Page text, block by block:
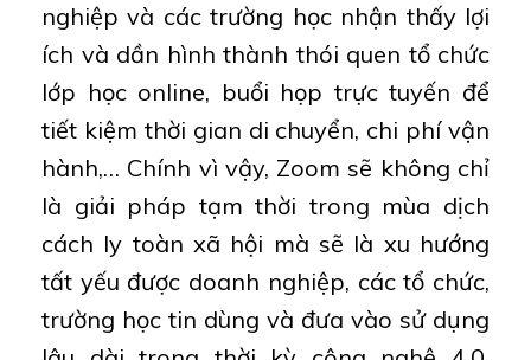
nghiệp và các trường học nhận thấy lợi
ích và dần hình thành thói quen tổ chức
lớp học online, buổi họp trực tuyến để
tiết kiệm thời gian di chuyển, chi phí vận
hành,… Chính vì vậy, Zoom sẽ không chỉ
là giải pháp tạm thời trong mùa dịch
cách ly toàn xã hội mà sẽ là xu hướng
tất yếu được doanh nghiệp, các tổ chức,
trường học tin dùng và đưa vào sử dụng